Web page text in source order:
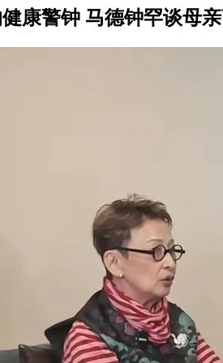
康警钟 马德钟罕谈母